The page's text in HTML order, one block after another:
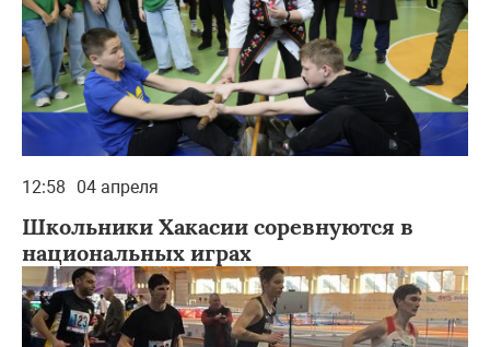
12:58 04 апреля
Школьники Хакасии соревнуются в
национальных играх